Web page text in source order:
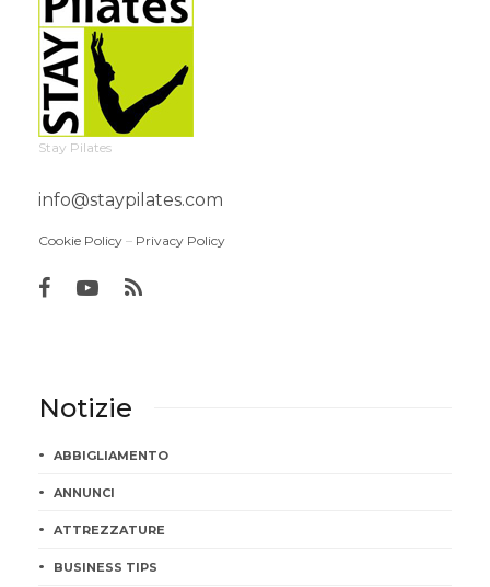
Stay Pilates
info@staypilates.com
Cookie Policy – Privacy Policy
Notizie
ABBIGLIAMENTO
ANNUNCI
ATTREZZATURE
BUSINESS TIPS